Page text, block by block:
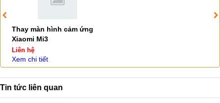
Thay màn hình cảm ứng
Xiaomi Mi3
Liên hệ
Xem chi tiết
Tin tức liên quan